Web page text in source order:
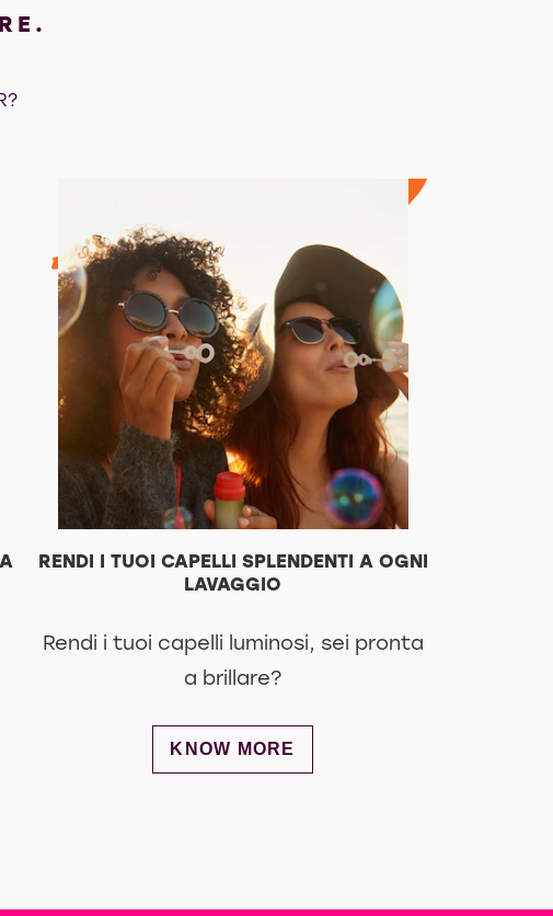
PER ARRIVARE SPLENDIDA AL
RENDI I TUOI CAPELLI SPLENDENTI A OGNI
LAVAGGIO
Rendi i tuoi capelli luminosi, sei pronta
a brillare?
DISCOVER MORE ABOUT RENDI I
KNOW MORE